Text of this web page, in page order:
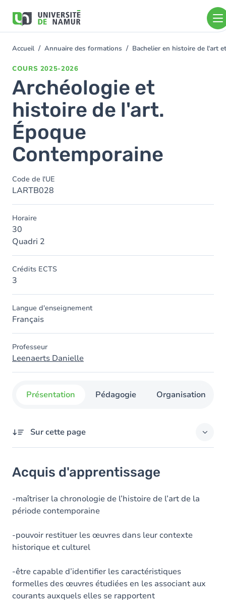
contenu
You
Accueil Annuaire des formations Bachelier en histoire de l'art
COURS 2025-2026
Archéologie et
histoire de l'art.
Époque
Contemporaine
Code de l'UE
LARTB028
Horaire
30
Quadri 2
Crédits ECTS
3
Langue d'enseignement
Français
Professeur
Leenaerts Danielle
Présentation Pédagogie Organisation
Sur cette page
Objectifs
Contenu
Table des matières
Acquis d'apprentissage
-maîtriser la chronologie de l’histoire de l’art de la
période contemporaine
-pouvoir restituer les œuvres dans leur contexte
historique et culturel
-être capable d’identifier les caractéristiques
formelles des œuvres étudiées en les associant aux
courants auxquels elles se rapportent